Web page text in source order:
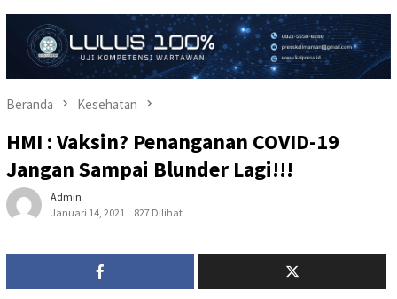
Beranda Kesehatan
HMI : Vaksin? Penanganan COVID-19
Jangan Sampai Blunder Lagi!!!
Admin
Januari 14, 2021
827 Dilihat